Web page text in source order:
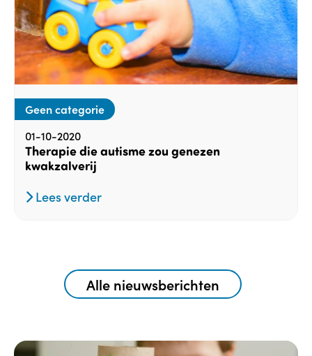
Geen categorie
01-10-2020
Therapie die autisme zou genezen
kwakzalverij
Lees verder
Alle nieuwsberichten